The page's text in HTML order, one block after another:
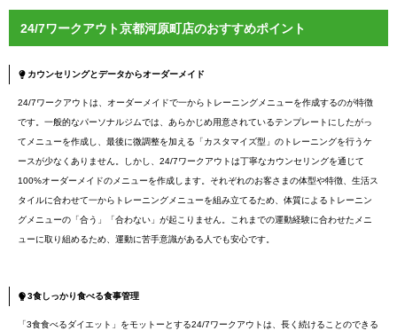
24/7ワークアウト京都河原町店のおすすめポイント
カウンセリングとデータからオーダーメイド
24/7ワークアウトは、オーダーメイドで一からトレーニングメニューを作成するのが特徴
です。一般的なパーソナルジムでは、あらかじめ用意されているテンプレートにしたがっ
てメニューを作成し、最後に微調整を加える「カスタマイズ型」のトレーニングを行うケ
ースが少なくありません。しかし、24/7ワークアウトは丁寧なカウンセリングを通じて
100%オーダーメイドのメニューを作成します。それぞれのお客さまの体型や特徴、生活ス
タイルに合わせて一からトレーニングメニューを組み立てるため、体質によるトレーニン
グメニューの「合う」「合わない」が起こりません。これまでの運動経験に合わせたメニ
ューに取り組めるため、運動に苦手意識がある人でも安心です。
3食しっかり食べる食事管理
「3食食べるダイエット」をモットーとする24/7ワークアウトは、長く続けることのできる